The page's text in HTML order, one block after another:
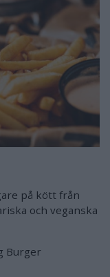
på kött från
och veganska
Burger